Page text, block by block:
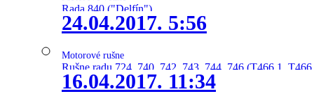
Rada 840 ("Delfín")
24.04.2017. 5:56
Motorové rušne
Rušne radu 724, 740, 742, 743, 744, 746 (T466.1,
16.04.2017. 11:34